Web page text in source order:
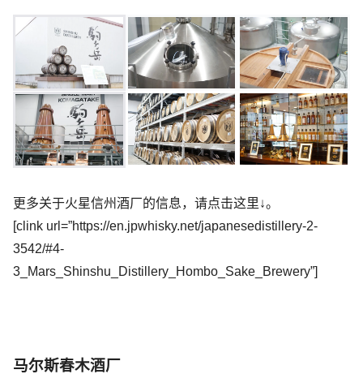
更多关于火星信州酒厂的信息，请点击这里↓。
[clink url=”https://en.jpwhisky.net/japanesedistillery-2-
3542/#4-
3_Mars_Shinshu_Distillery_Hombo_Sake_Brewery”]
马尔斯春木酒厂